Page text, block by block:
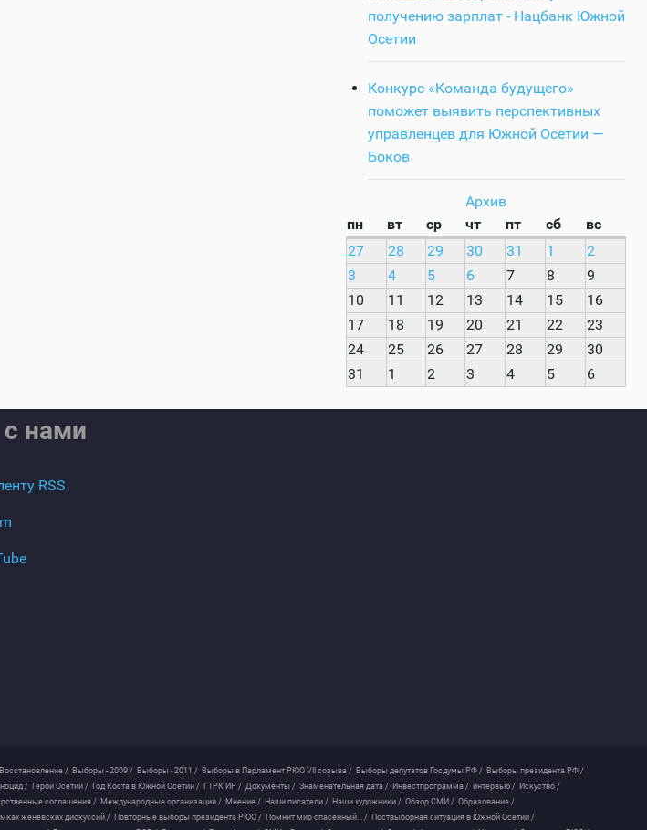
получению зарплат - Нацбанк Южной
Осетии
Конкурс «Команда будущего»
поможет выявить перспективных
управленцев для Южной Осетии —
Боков
Архив
пн
вт ср чт пт сб
вс
27
28 29 30 31 1
2
3
4 5 6 7 8
9
10
11 12 13 14 15
16
17
18 19 20 21 22
23
24
25 26 27 28 29
30
31
1 2 3 4 5 6
с нами
RSS
Восстановление / Выборы - 2009 / Выборы - 2011 / Выборы в Парламент РЮО VII созыва / Выборы депутатов Госдумы РФ / Выборы президента РФ /
/ Герои Осетии / Год Коста в Южной Осетии / ГТРК ИР / Документы / Знаменательная дата / Инвестпрограмма / интервью / Искуство /
соглашения / Международные организации / Мнение / Наши писатели / Наши художники / Обзор СМИ / Образование /
женевских дискуссий / Повторные выборы президента РЮО / Помнит мир спасенный... / Поствыборная ситуация в Южной Осетии /